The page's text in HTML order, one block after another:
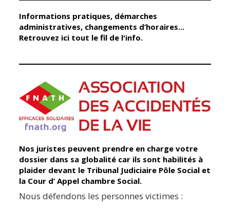
Élus
Conseil
Services de la
Marchés
publics
Cimetières
d'identité
État civil
Élections
Guichet unique
Petite enfance
enfance
Multi-accueil
Scolarité
Établissements
scolaires
Accueil avant
et après classe
éducative et
inclusion
Informations pratiques, démarches
administratives, changements d’horaires...
Retrouvez ici tout le fil de l'info.
Nos juristes peuvent prendre en charge votre
dossier dans sa globalité car ils sont habilités à
plaider devant le Tribunal Judiciaire Pôle Social et
la Cour d’ Appel chambre Social.
Nous défendons les personnes victimes :